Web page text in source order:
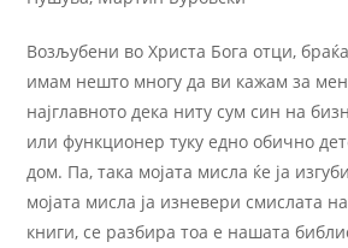
Возљубени во Христа Бога отци,
имам нешто многу да ви кажам за
најглавното дека ниту сум син на
или функционер туку едно обично
дом. Па, така мојата мисла ќе ја
мојата мисла ја изневери смислата
книги, се разбира тоа е нашата